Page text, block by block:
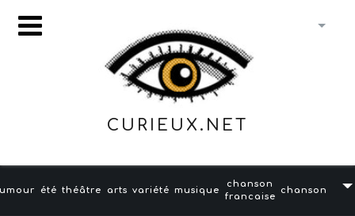
CURIEUX.NET
été théâtre arts variété musique
chanson
francaise
chanson